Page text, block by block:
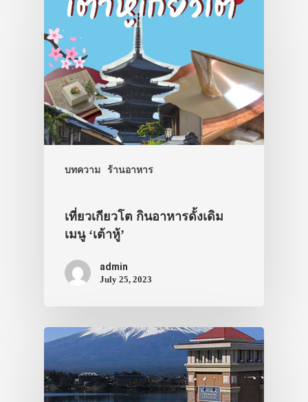
บทความ ร้านอาหาร
เที่ยวเกียวโต กินอาหารดั้งเดิม
เมนู ‘เต้าหู้’
admin
July 25, 2023